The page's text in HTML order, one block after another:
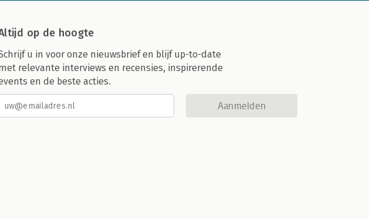
op de hoogte
u in voor onze nieuwsbrief en blijf up-to-date
relevante interviews en recensies, inspirerende
en de beste acties.
Aanmelden